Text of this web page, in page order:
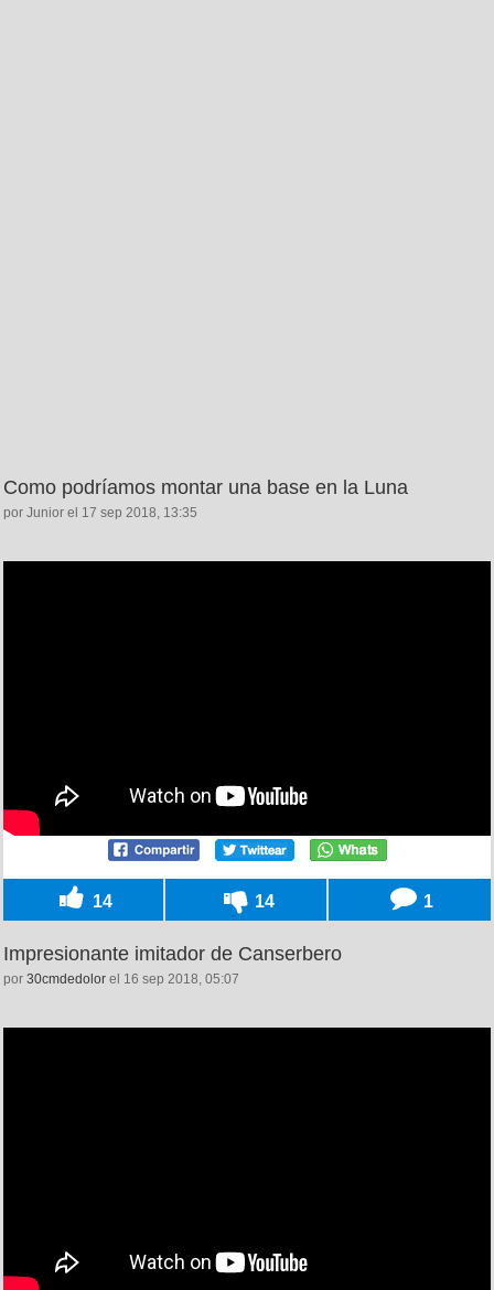
Como podríamos montar una base en la Luna
por Junior el 17 sep 2018, 13:35
14 14 1
Impresionante imitador de Canserbero
por 30cmdedolor el 16 sep 2018, 05:07